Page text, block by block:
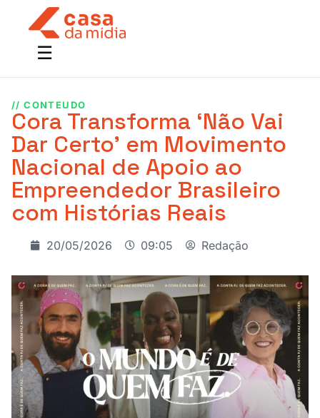
// CONTEUDO
Cora Transforma ‘Não Vai
Dar Certo’ em Movimento
Nacional de Apoio ao
Empreendedor Brasileiro
com Histórias Reais
20/05/2026 09:05 Redação